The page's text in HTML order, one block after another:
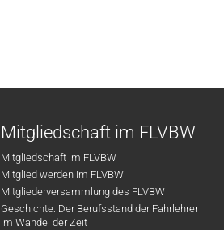
Mitgliedschaft im FLVBW
Mitgliedschaft im FLVBW
Mitglied werden im FLVBW
Mitgliederversammlung des FLVBW
Geschichte: Der Berufsstand der Fahrlehrer
im Wandel der Zeit